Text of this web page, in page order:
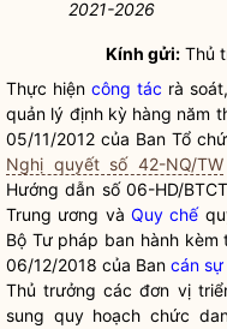
2021-2026
Kính gửi:Thủ
Thực hiện công tác rà
quản lý định kỳ hàng năm
05/11/2012 của Ban Tổ
Nghị quyết số 42-NQ/TW
Hướng dẫn số 06-HD/
Trung ương và Quy chế
Bộ Tư pháp ban hành kèm
06/12/2018 của Bancán sự
Thủ trưởng các đơn vị
sung quy hoạch chức